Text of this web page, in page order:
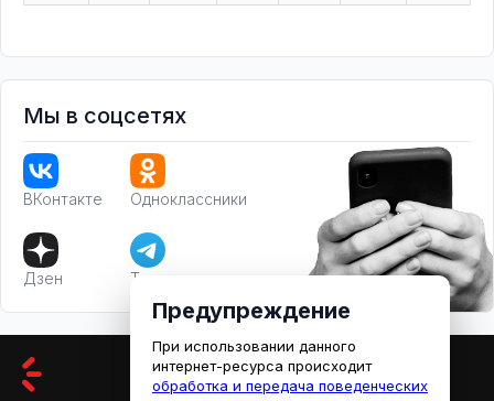
Мы в соцсетях
ВКонтакте Одноклассники
Дзен Телеграм
Предупреждение
При использовании данного
интернет-ресурса происходит
обработка и передача поведенческих